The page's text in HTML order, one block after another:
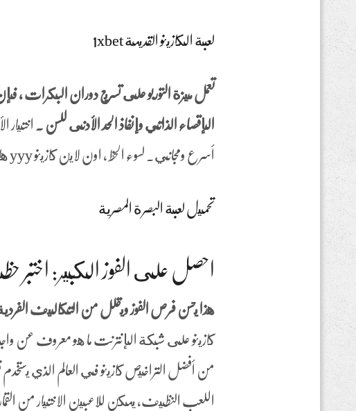
لعبة الكازينو القديمة 1xbet
تعمل ميزة التوربو على تسريع دوران
الإقصاء الذاتي وإنفاذ الحد الأدنى للسن .
أسرع ومجاني. لسوء الحظ ، اون لاين كازينو yyy هابانيرو .
تحميل لعبة البصرة المصرية
احصل على الفوز الكبير: اختبر
هذا يحسن فرص الفوز ويقلل من التكاليف
كازينو على شبكة الإنترنت ما هو معروف عن
من أفضل التراخيص كازينو في العالم الذي يستخدم
اللعب النظيف، يمكن للاعبين الاختيار من القمار